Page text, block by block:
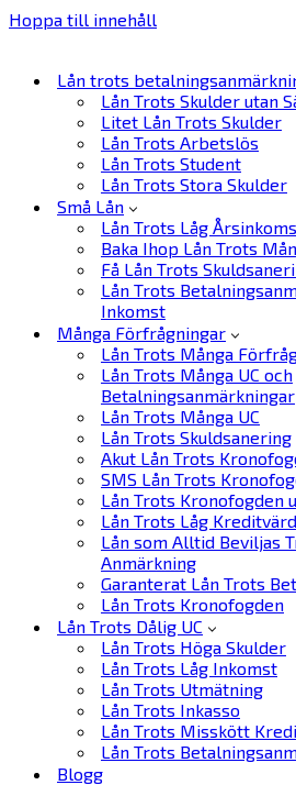
Hoppa till innehåll
Lån trots
Lån Trots Skulder utan
Litet Lån Trots Skulder
Lån Trots Arbetslös
Lån Trots Student
Lån Trots Stora Skulder
Små Lån
Lån Trots Låg
Baka Ihop Lån Trots
Få Lån Trots
Lån Trots
Inkomst
Många Förfrågningar
Lån Trots Många
Lån Trots Många UC och
Betalningsanmärkningar
Lån Trots Många UC
Lån Trots Skuldsanering
Akut Lån Trots
SMS Lån Trots
Lån Trots Kronofogden
Lån Trots Låg
Lån som Alltid Beviljas
Anmärkning
Garanterat Lån Trots
Lån Trots Kronofogden
Lån Trots Dålig UC
Lån Trots Höga Skulder
Lån Trots Låg Inkomst
Lån Trots Utmätning
Lån Trots Inkasso
Lån Trots Misskött
Lån Trots
Blogg